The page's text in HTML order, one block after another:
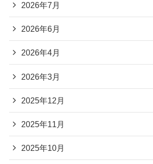
2026年7月
2026年6月
2026年4月
2026年3月
2025年12月
2025年11月
2025年10月